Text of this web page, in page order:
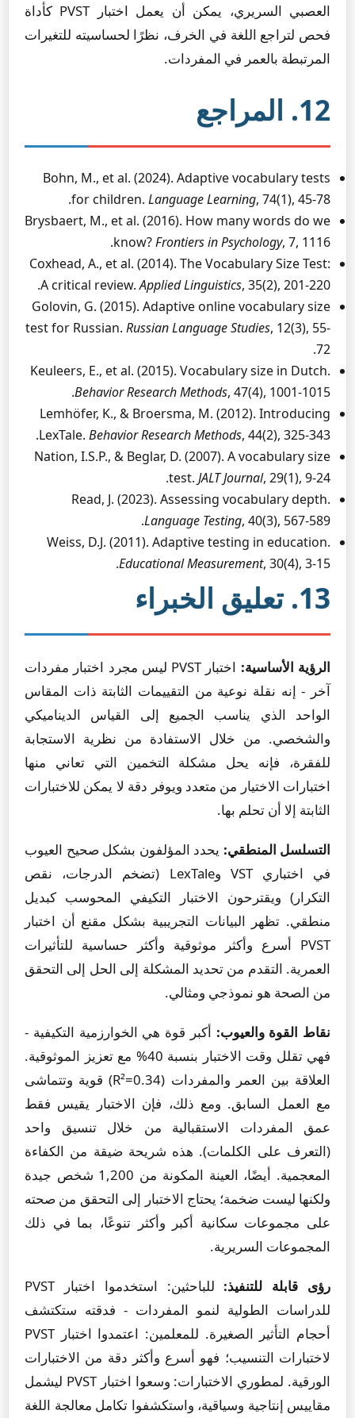
العصبي السريري، يمكن أن يعمل اختبار PVST كأداة
فحص لتراجع اللغة في الخرف، نظرًا لحساسيته للتغيرات
المرتبطة بالعمر في المفردات.
12. المراجع
Bohn, M., et al. (2024). Adaptive vocabulary tests
for children. Language Learning, 74(1), 45-78.
Brysbaert, M., et al. (2016). How many words do we
know?Frontiers in Psychology, 7, 1116.
Coxhead, A., et al. (2014). The Vocabulary Size Test:
A critical review.Applied Linguistics, 35(2), 201-220.
Golovin, G. (2015). Adaptive online vocabulary size
test for Russian. Russian Language Studies, 12(3), 55-
72.
Keuleers, E., et al. (2015). Vocabulary size in Dutch.
Behavior Research Methods, 47(4), 1001-1015.
Lemhöfer, K., & Broersma, M. (2012). Introducing
LexTale. Behavior Research Methods, 44(2), 325-343.
Nation, I.S.P., & Beglar, D. (2007). A vocabulary size
test. JALT Journal, 29(1), 9-24.
Read, J. (2023). Assessing vocabulary depth.
Language Testing, 40(3), 567-589.
Weiss, D.J. (2011). Adaptive testing in education.
Educational Measurement, 30(4), 3-15.
13. تعليق الخبراء
الرؤية الأساسية:
اختبار PVST ليس مجرد اختبار مفردات
آخر - إنه نقلة نوعية من التقييمات الثابتة ذات المقاس
الواحد الذي يناسب الجميع إلى القياس الديناميكي
والشخصي. من خلال الاستفادة من نظرية الاستجابة
للفقرة، فإنه يحل مشكلة التخمين التي تعاني منها
اختبارات الاختيار من متعدد ويوفر دقة لا يمكن للاختبارات
الثابتة إلا أن تحلم بها.
التسلسل المنطقي: يحدد المؤلفون بشكل صحيح العيوب
في اختباري VST وLexTale (تضخم الدرجات، نقص
التكرار) ويقترحون الاختبار التكيفي المحوسب كبديل
منطقي. تظهر البيانات التجريبية بشكل مقنع أن اختبار
PVST أسرع وأكثر موثوقية وأكثر حساسية للتأثيرات
العمرية. التقدم من تحديد المشكلة إلى الحل إلى التحقق
من الصحة هو نموذجي ومثالي.
نقاط القوة والعيوب: أكبر قوة هي الخوارزمية التكيفية -
فهي تقلل وقت الاختبار بنسبة 40% مع تعزيز الموثوقية.
العلاقة بين العمر والمفردات (R²=0.34) قوية وتتماشى
مع العمل السابق. ومع ذلك، فإن الاختبار يقيس فقط
عمق المفردات الاستقبالية من خلال تنسيق واحد
(التعرف على الكلمات). هذه شريحة ضيقة من الكفاءة
المعجمية. أيضًا، العينة المكونة من 1,200 شخص جيدة
ولكنها ليست ضخمة؛ يحتاج الاختبار إلى التحقق من صحته
على مجموعات سكانية أكبر وأكثر تنوعًا، بما في ذلك
المجموعات السريرية.
رؤى قابلة للتنفيذ:
للباحثين: استخدموا اختبار PVST
للدراسات الطولية لنمو المفردات - فدقته ستكتشف
أحجام التأثير الصغيرة. للمعلمين: اعتمدوا اختبار PVST
لاختبارات التنسيب؛ فهو أسرع وأكثر دقة من الاختبارات
الورقية. لمطوري الاختبارات: وسعوا اختبار PVST ليشمل
مقاييس إنتاجية وسياقية، واستكشفوا تكامل معالجة اللغة